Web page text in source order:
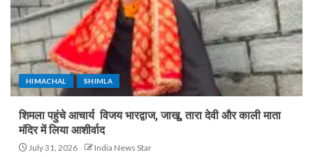
HIMACHAL SHIMLA
शिमला पहुंचे आचार्य विजय भारद्वाज, जाखू, तारा देवी और काली माता
मंदिर में लिया आशीर्वाद
July 31, 2026 India News Star